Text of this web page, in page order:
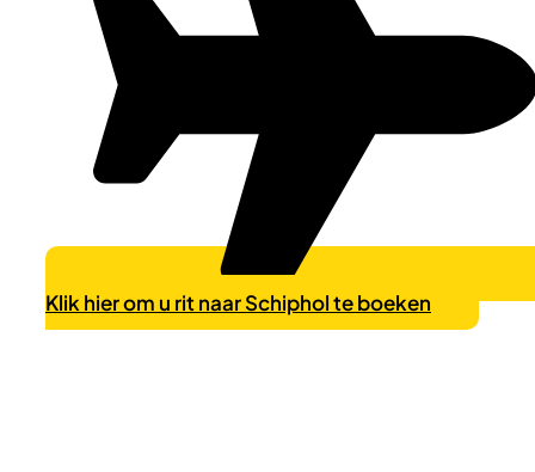
Klik hier om u rit naar Schiphol te boeken